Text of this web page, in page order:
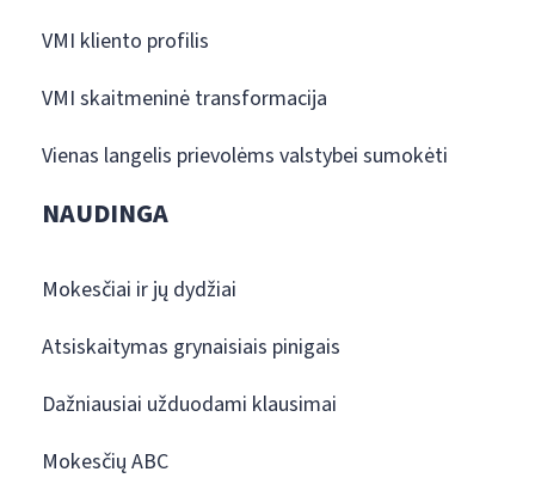
VMI kliento profilis
VMI skaitmeninė transformacija
Vienas langelis prievolėms valstybei sumokėti
NAUDINGA
Mokesčiai ir jų dydžiai
Atsiskaitymas grynaisiais pinigais
Dažniausiai užduodami klausimai
Mokesčių ABC